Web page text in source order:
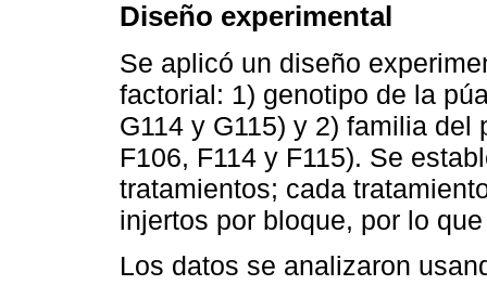
Diseño experimental
Se aplicó un diseño
factorial: 1) genotipo de la
G114 y G115) y 2) familia
F106, F114 y F115). Se
tratamientos; cada
injertos por bloque, por lo
Los datos se analizaron